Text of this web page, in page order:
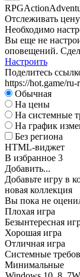
RPGAction
Отслеживать цену
Необходимо
Вы еще не
оповещений.
Настроить
Поделитесь
https://hot.game/
Обычная
На цены
На системные
На график
Без региона
HTML-виджет
В избранное 3
Добавить...
Добавьте игру в
новая коллекция
Вы пока не
Плохая игра
Безынтересная
Хорошая игра
Отличная игра
Системные
Минимальные